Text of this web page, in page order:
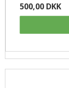
500,00 DKK